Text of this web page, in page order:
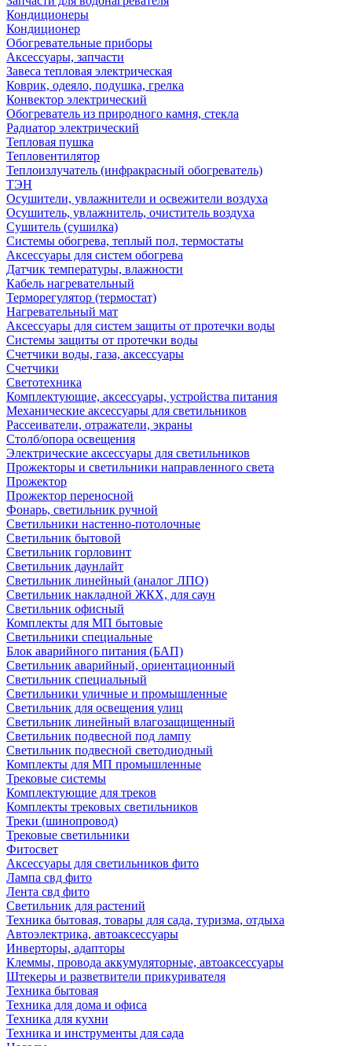
Кондиционеры
Кондиционер
Обогревательные приборы
Аксессуары, запчасти
Завеса тепловая электрическая
Коврик, одеяло, подушка, грелка
Конвектор электрический
Обогреватель из природного камня, стекла
Радиатор электрический
Тепловая пушка
Тепловентилятор
Теплоизлучатель (инфракрасный обогреватель)
ТЭН
Осушители, увлажнители и освежители воздуха
Осушитель, увлажнитель, очиститель воздуха
Сушитель (сушилка)
Системы обогрева, теплый пол, термостаты
Аксессуары для систем обогрева
Датчик температуры, влажности
Кабель нагревательный
Терморегулятор (термостат)
Нагревательный мат
Аксессуары для систем защиты от протечки воды
Системы защиты от протечки воды
Счетчики воды, газа, аксессуары
Счетчики
Светотехника
Комплектующие, аксессуары, устройства питания
Механические аксессуары для светильников
Рассеиватели, отражатели, экраны
Столб/опора освещения
Электрические аксессуары для светильников
Прожекторы и светильники направленного света
Прожектор
Прожектор переносной
Фонарь, светильник ручной
Светильники настенно-потолочные
Светильник бытовой
Светильник горловинт
Светильник даунлайт
Светильник линейный (аналог ЛПО)
Светильник накладной ЖКХ, для саун
Светильник офисный
Комплекты для МП бытовые
Светильники специальные
Блок аварийного питания (БАП)
Светильник аварийный, ориентационный
Светильник специальный
Светильники уличные и промышленные
Светильник для освещения улиц
Светильник линейный влагозащищенный
Светильник подвесной под лампу
Светильник подвесной светодиодный
Комплекты для МП промышленные
Трековые системы
Комплектующие для треков
Комплекты трековых светильников
Треки (шинопровод)
Трековые светильники
Фитосвет
Аксессуары для светильников фито
Лампа свд фито
Лента свд фито
Светильник для растений
Техника бытовая, товары для сада, туризма, отдыха
Автоэлектрика, автоаксессуары
Инверторы, адапторы
Клеммы, провода аккумуляторные, автоаксессуары
Штекеры и разветвители прикуривателя
Техника бытовая
Техника для дома и офиса
Техника для кухни
Техника и инструменты для сада